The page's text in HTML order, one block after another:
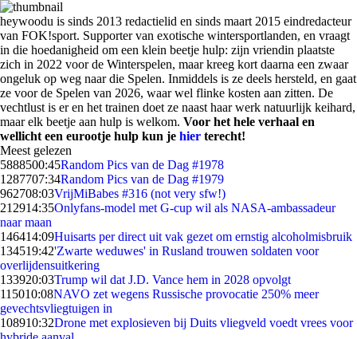
heywoodu is sinds 2013 redactielid en sinds maart 2015 eindredacteur
van FOK!sport. Supporter van exotische wintersportlanden, en vraagt
in die hoedanigheid om een klein beetje hulp: zijn vriendin plaatste
zich in 2022 voor de Winterspelen, maar kreeg kort daarna een zwaar
ongeluk op weg naar die Spelen. Inmiddels is ze deels hersteld, en gaat
ze voor de Spelen van 2026, waar wel flinke kosten aan zitten. De
vechtlust is er en het trainen doet ze naast haar werk natuurlijk keihard,
maar elk beetje aan hulp is welkom. Voor het hele verhaal en
wellicht een eurootje hulp kun je hier terecht!
Meest gelezen
5888500:45Random Pics van de Dag #1978
1287707:34Random Pics van de Dag #1979
962708:03VrijMiBabes #316 (not very sfw!)
212914:35Onlyfans-model met G-cup wil als NASA-ambassadeur
naar maan
146414:09Huisarts per direct uit vak gezet om ernstig alcoholmisbruik
134519:42'Zwarte weduwes' in Rusland trouwen soldaten voor
overlijdensuitkering
133920:03Trump wil dat J.D. Vance hem in 2028 opvolgt
115010:08NAVO zet wegens Russische provocatie 250% meer
gevechtsvliegtuigen in
108910:32Drone met explosieven bij Duits vliegveld voedt vrees voor